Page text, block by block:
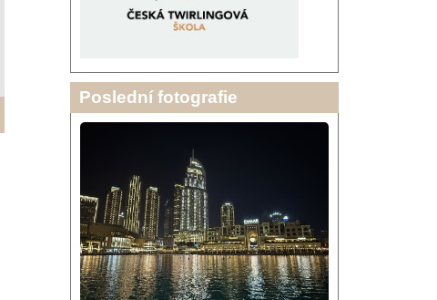
Poslední fotografie